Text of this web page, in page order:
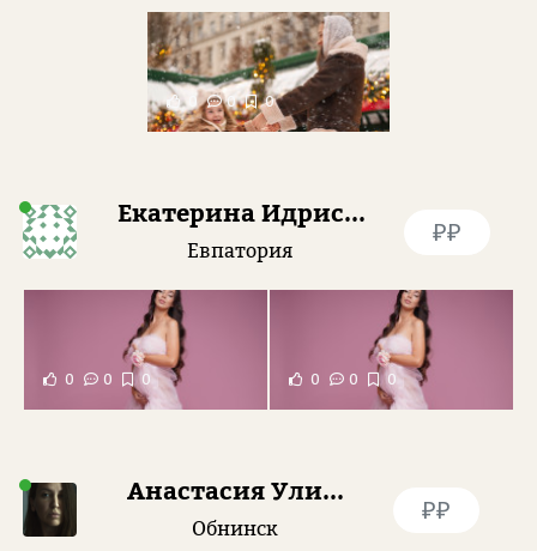
0 0 0
Екатерина Идрисова
Евпатория
₽₽
0 0 0 0 0 0
Анастасия Улитко
Обнинск
₽₽